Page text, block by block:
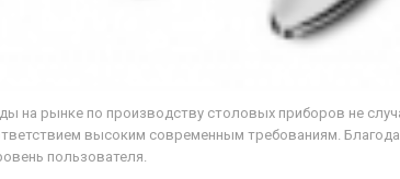
на рынке по производству столовых приборов не
высоким современным требованиям.
пользователя.